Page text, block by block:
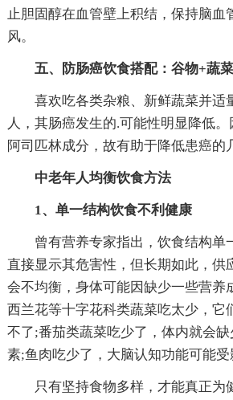
止胆固醇在血管壁上积结，保持脑血
风。
五、防肠癌饮食搭配：谷物+蔬
喜欢吃各类杂粮、新鲜蔬菜并适
人，其肠癌发生的.可能性明显降低
阿司匹林成分，故有助于降低患癌的
中老年人均衡饮食方法
1、单一结构饮食不利健康
曾有营养专家指出，饮食结构单
直接显示其危害性，但长期如此，供
会不均衡，身体可能因缺少一些营养
西兰花等十字花科类蔬菜吃太少，它
不了;番茄类蔬菜吃少了，体内就会
素;鱼肉吃少了，大脑认知功能可能
只有坚持食物多样，才能真正为